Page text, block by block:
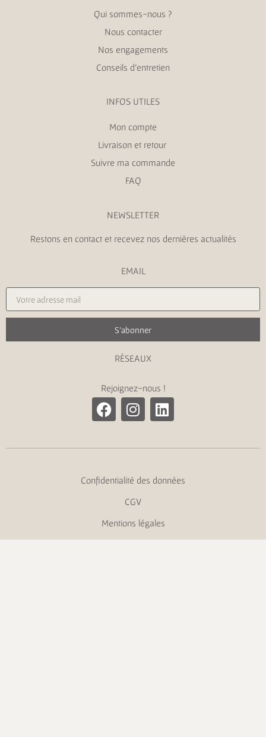
Qui sommes-nous ?
Nous contacter
Nos engagements
Conseils d’entretien
INFOS UTILES
Mon compte
Livraison et retour
Suivre ma commande
FAQ
NEWSLETTER
Restons en contact et recevez nos dernières actualités
EMAIL
S'abonner
RÉSEAUX
Rejoignez-nous !
Confidentialité des données
CGV
Mentions légales